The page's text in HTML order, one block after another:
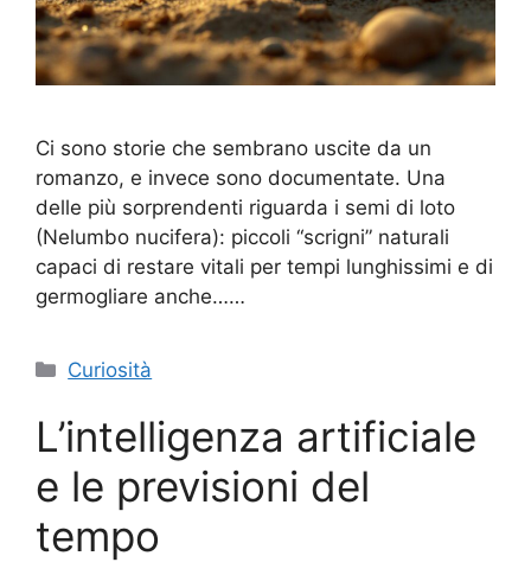
Ci sono storie che sembrano uscite da un
romanzo, e invece sono documentate. Una
delle più sorprendenti riguarda i semi di loto
(Nelumbo nucifera): piccoli “scrigni” naturali
capaci di restare vitali per tempi lunghissimi e di
germogliare anche……
Categorie
Curiosità
L’intelligenza artificiale
e le previsioni del
tempo